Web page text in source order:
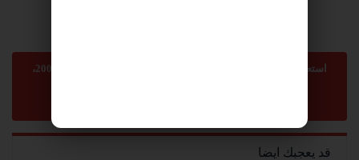
استعمال المضامين بموجب بند 27 أ لقانون الحقوق الأدبية لسنة 2007،
قد يعجبك ايضا